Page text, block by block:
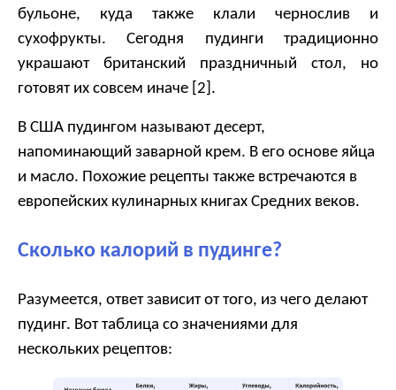
бульоне, куда также клали чернослив и
сухофрукты. Сегодня пудинги традиционно
украшают британский праздничный стол, но
готовят их совсем иначе [2].
В США пудингом называют десерт,
напоминающий заварной крем. В его основе яйца
и масло. Похожие рецепты также встречаются в
европейских кулинарных книгах Средних веков.
Сколько калорий в пудинге?
Разумеется, ответ зависит от того, из чего делают
пудинг. Вот таблица со значениями для
нескольких рецептов: